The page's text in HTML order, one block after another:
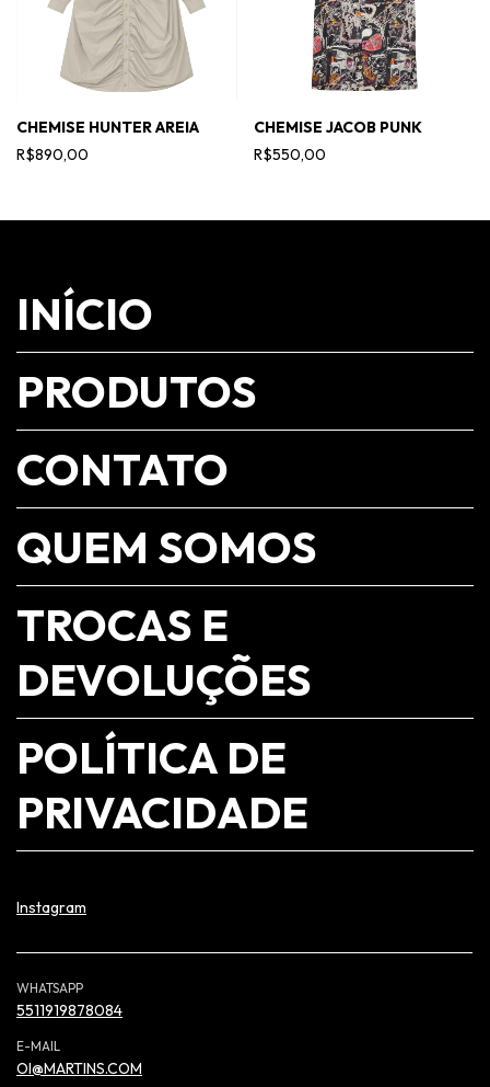
CHEMISE HUNTER AREIA
R$890,00
CHEMISE JACOB PUNK
R$550,00
INÍCIO
PRODUTOS
CONTATO
QUEM SOMOS
TROCAS E
DEVOLUÇÕES
POLÍTICA DE
PRIVACIDADE
Instagram
WHATSAPP
5511919878084
E-MAIL
OI@MARTINS.COM